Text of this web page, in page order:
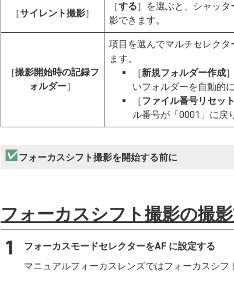
［サイレント撮影］
［する］を選ぶと、シャッ
影できます。
［撮影開始時の記録フ
ォルダー］
項目を選んでマルチセレクタ
ます。
［新規フォルダー作成
いフォルダーを自動的
［ファイル番号リセット
ル番号が「0001」に戻
フォーカスシフト撮影を開始する前に
フォーカスシフト撮影の撮
フォーカスモードセレクターをAF に設定する
マニュアルフォーカスレンズではフォーカスシフ